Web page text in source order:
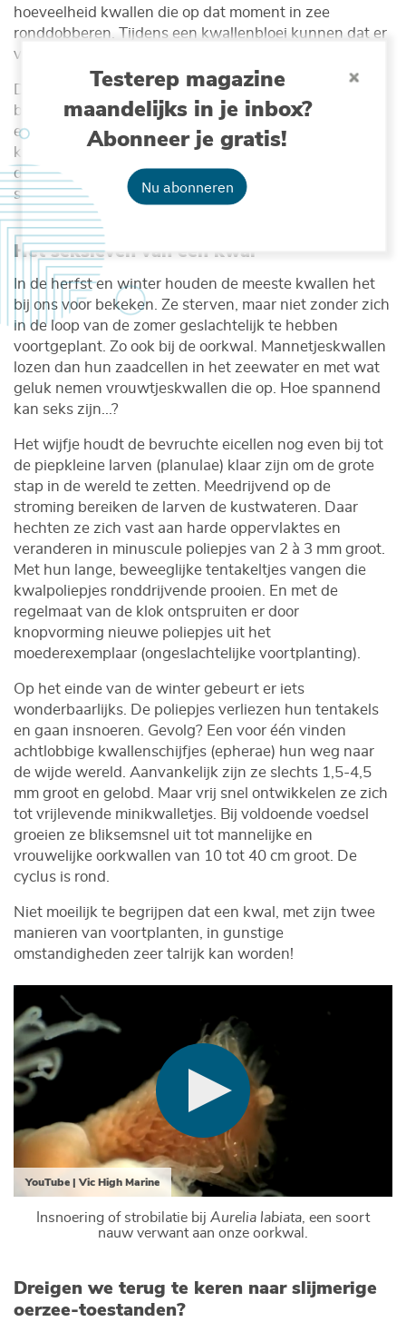
Testerep magazine
maandelijks in je inbox?
Abonneer je gratis!
Nu abonneren
hoeveelheid kwallen die op dat moment in zee
ronddobberen. Tijdens een kwallenbloei kunnen dat er
veel zijn. Heel veel...
Drooggevallen kwallen zijn op sterven na dood. Toch
blijven hun netelcellen nog een hele tijd actief als je
ermee in aanraking komt. Stuiptrekkingen, zou je
kunnen zeggen… Overgeleverd aan zon en wind,
drogen de gestrande kwallen uiteindelijk uit tot er
slechts een verschrompeld vliesje overblijft.
Het seksleven van een kwal
In de herfst en winter houden de meeste kwallen het
bij ons voor bekeken. Ze sterven, maar niet zonder zich
in de loop van de zomer geslachtelijk te hebben
voortgeplant. Zo ook bij de oorkwal. Mannetjeskwallen
lozen dan hun zaadcellen in het zeewater en met wat
geluk nemen vrouwtjeskwallen die op. Hoe spannend
kan seks zijn...?
Het wijfje houdt de bevruchte eicellen nog even bij tot
de piepkleine larven (planulae) klaar zijn om de grote
stap in de wereld te zetten. Meedrijvend op de
stroming bereiken de larven de kustwateren. Daar
hechten ze zich vast aan harde oppervlaktes en
veranderen in minuscule poliepjes van 2 à 3 mm groot.
Met hun lange, beweeglijke tentakeltjes vangen die
kwalpoliepjes ronddrijvende prooien. En met de
regelmaat van de klok ontspruiten er door
knopvorming nieuwe poliepjes uit het
moederexemplaar (ongeslachtelijke voortplanting).
Op het einde van de winter gebeurt er iets
wonderbaarlijks. De poliepjes verliezen hun tentakels
en gaan insnoeren. Gevolg? Een voor één vinden
achtlobbige kwallenschijfjes (epherae) hun weg naar
de wijde wereld. Aanvankelijk zijn ze slechts 1,5-4,5
mm groot en gelobd. Maar vrij snel ontwikkelen ze zich
tot vrijlevende minikwalletjes. Bij voldoende voedsel
groeien ze bliksemsnel uit tot mannelijke en
vrouwelijke oorkwallen van 10 tot 40 cm groot. De
cyclus is rond.
Niet moeilijk te begrijpen dat een kwal, met zijn twee
manieren van voortplanten, in gunstige
omstandigheden zeer talrijk kan worden!
YouTube | Vic High Marine
Insnoering of strobilatie bij Aurelia labiata , een soort
nauw verwant aan onze oorkwal.
Dreigen we terug te keren naar slijmerige
oerzee-toestanden?